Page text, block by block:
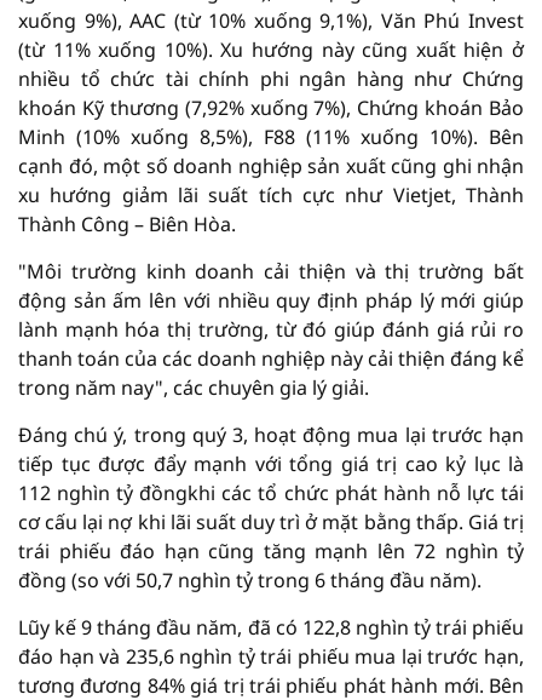
xuống 9%), AAC (từ 10% xuống 9,1%), Văn Phú Invest
(từ 11% xuống 10%). Xu hướng này cũng xuất hiện ở
nhiều tổ chức tài chính phi ngân hàng như Chứng
khoán Kỹ thương (7,92% xuống 7%), Chứng khoán Bảo
Minh (10% xuống 8,5%), F88 (11% xuống 10%). Bên
cạnh đó, một số doanh nghiệp sản xuất cũng ghi nhận
xu hướng giảm lãi suất tích cực như Vietjet, Thành
Thành Công – Biên Hòa.
"Môi trường kinh doanh cải thiện và thị trường bất
động sản ấm lên với nhiều quy định pháp lý mới giúp
lành mạnh hóa thị trường, từ đó giúp đánh giá rủi ro
thanh toán của các doanh nghiệp này cải thiện đáng kể
trong năm nay", các chuyên gia lý giải.
Đáng chú ý, trong quý 3, hoạt động mua lại trước hạn
tiếp tục được đẩy mạnh với tổng giá trị cao kỷ lục là
112 nghìn tỷ đồngkhi các tổ chức phát hành nỗ lực tái
cơ cấu lại nợ khi lãi suất duy trì ở mặt bằng thấp. Giá trị
trái phiếu đáo hạn cũng tăng mạnh lên 72 nghìn tỷ
đồng (so với 50,7 nghìn tỷ trong 6 tháng đầu năm).
Lũy kế 9 tháng đầu năm, đã có 122,8 nghìn tỷ trái phiếu
đáo hạn và 235,6 nghìn tỷ trái phiếu mua lại trước hạn,
tương đương 84% giá trị trái phiếu phát hành mới. Bên